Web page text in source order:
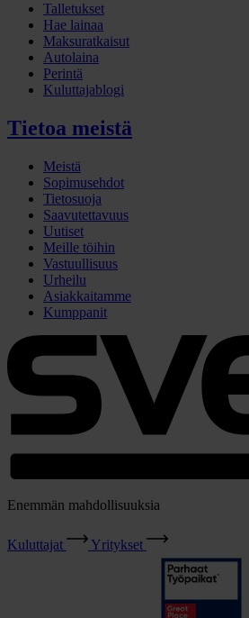
Talletukset
Hae lainaa
Maksuratkaisut
Autolaina
Perintä
Kuluttajablogi
Tietoa meistä
Meistä
Sopimusehdot
Tietosuoja
Saavutettavuus
Uutiset
Meille töihin
Vastuullisuus
Urheilu
Asiakkaitamme
Kumppanit
Enemmän mahdollisuuksia
Kuluttajat Yritykset